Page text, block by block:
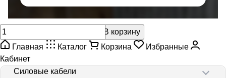
В корзину
Главная
Каталог Корзина
Избранные
Кабинет
Силовые кабели